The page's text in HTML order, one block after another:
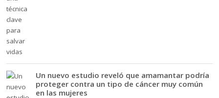
Un nuevo estudio reveló que amamantar podría
proteger contra un tipo de cáncer muy común
en las mujeres